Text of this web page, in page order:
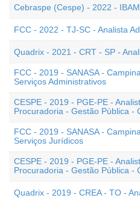
Cebraspe (Cespe) - 2022 -
FCC - 2022 - TJ-SC - Analista
Quadrix - 2021 - CRT - SP -
FCC - 2019 - SANASA -
Serviços Administrativos
CESPE - 2019 - PGE-PE -
Procuradoria - Gestão Pública -
FCC - 2019 - SANASA -
Serviços Jurídicos
CESPE - 2019 - PGE-PE -
Procuradoria - Gestão Pública -
Quadrix - 2019 - CREA - TO -